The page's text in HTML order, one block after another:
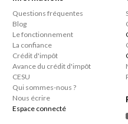
Questions fréquentes
Blog
Le fonctionnement
La confiance
Crédit d'impôt
Avance du crédit d'impôt
CESU
Qui sommes-nous ?
Nous écrire
Espace connecté